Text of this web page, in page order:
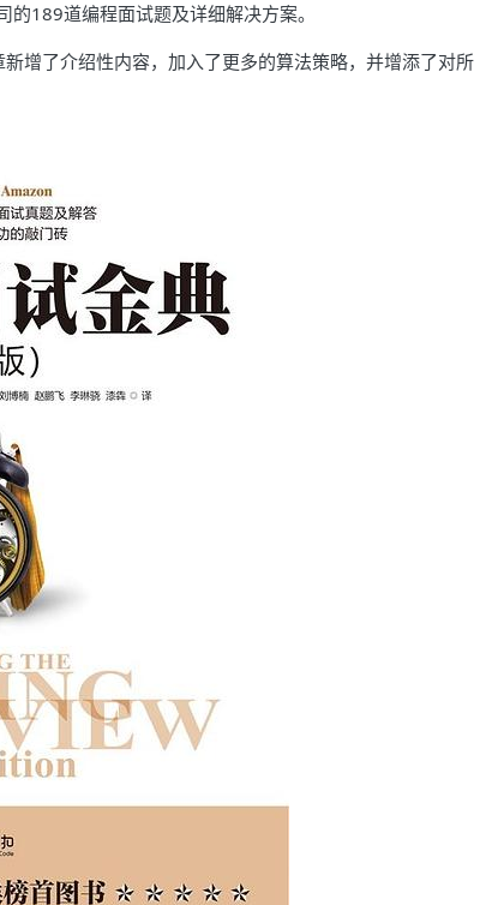
189道编程面试题及详细解决方案。
增了介绍性内容，加入了更多的算法策略，并增添了对所